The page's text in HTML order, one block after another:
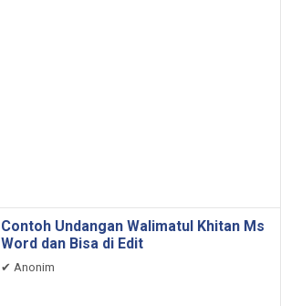
Contoh Undangan Walimatul Khitan Ms
Word dan Bisa di Edit
✔ Anonim